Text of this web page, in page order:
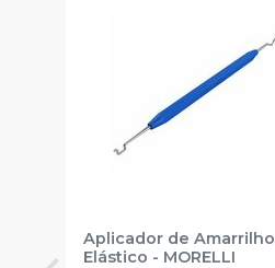
Aplicador de Amarrilho
Elástico - MORELLI